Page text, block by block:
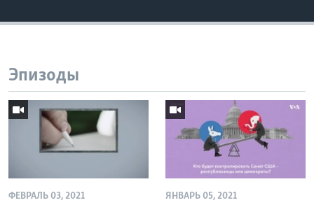
Эпизоды
ФЕВРАЛЬ 03, 2021 ЯНВАРЬ 05, 2021